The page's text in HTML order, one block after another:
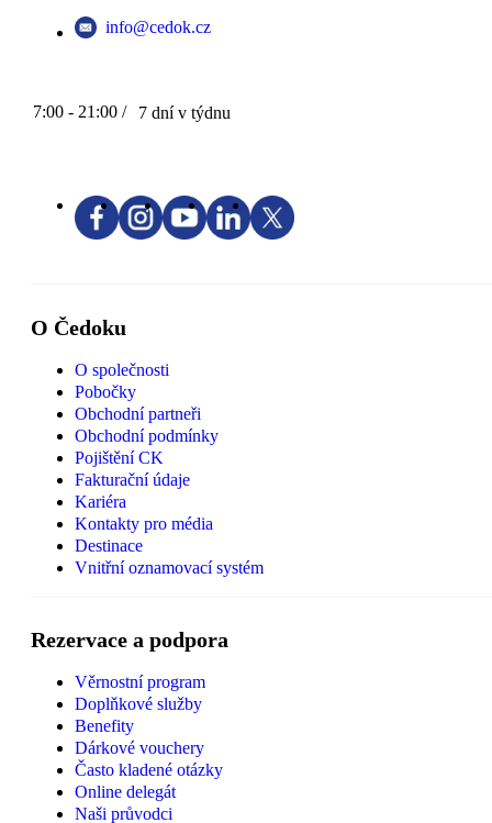
info@cedok.cz
7:00 - 21:00 / 7 dní v týdnu
O Čedoku
O společnosti
Pobočky
Obchodní partneři
Obchodní podmínky
Pojištění CK
Fakturační údaje
Kariéra
Kontakty pro média
Destinace
Vnitřní oznamovací systém
Rezervace a podpora
Věrnostní program
Doplňkové služby
Benefity
Dárkové vouchery
Často kladené otázky
Online delegát
Naši průvodci